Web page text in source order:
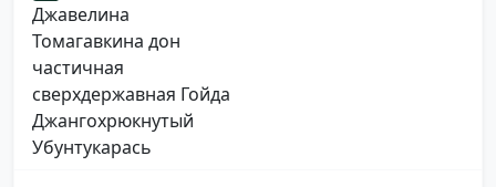
Джавелина
Томагавкина дон
частичная
сверхдержавная Гойда
Джангохрюкнутый
Убунтукарась